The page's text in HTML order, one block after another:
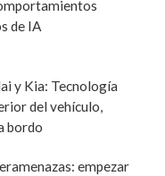
de IA
y Kia: Tecnología
del vehículo,
bordo
empezar